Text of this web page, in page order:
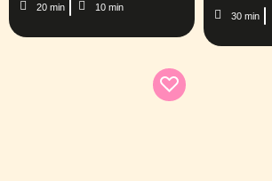
20 min 10 min
30 min